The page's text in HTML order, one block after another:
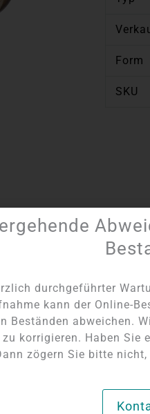
Form
SKU
Artikel Nummer:5567
AUF LAGER
durchgeführter
kann der Online-
Beständen abweichen.
korrigieren. Haben Sie
zögern Sie bitte